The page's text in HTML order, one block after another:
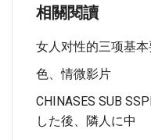
相關閱讀
女人对性的三项基
色、情微影片
CHINASES SUB
した後、隣人に中